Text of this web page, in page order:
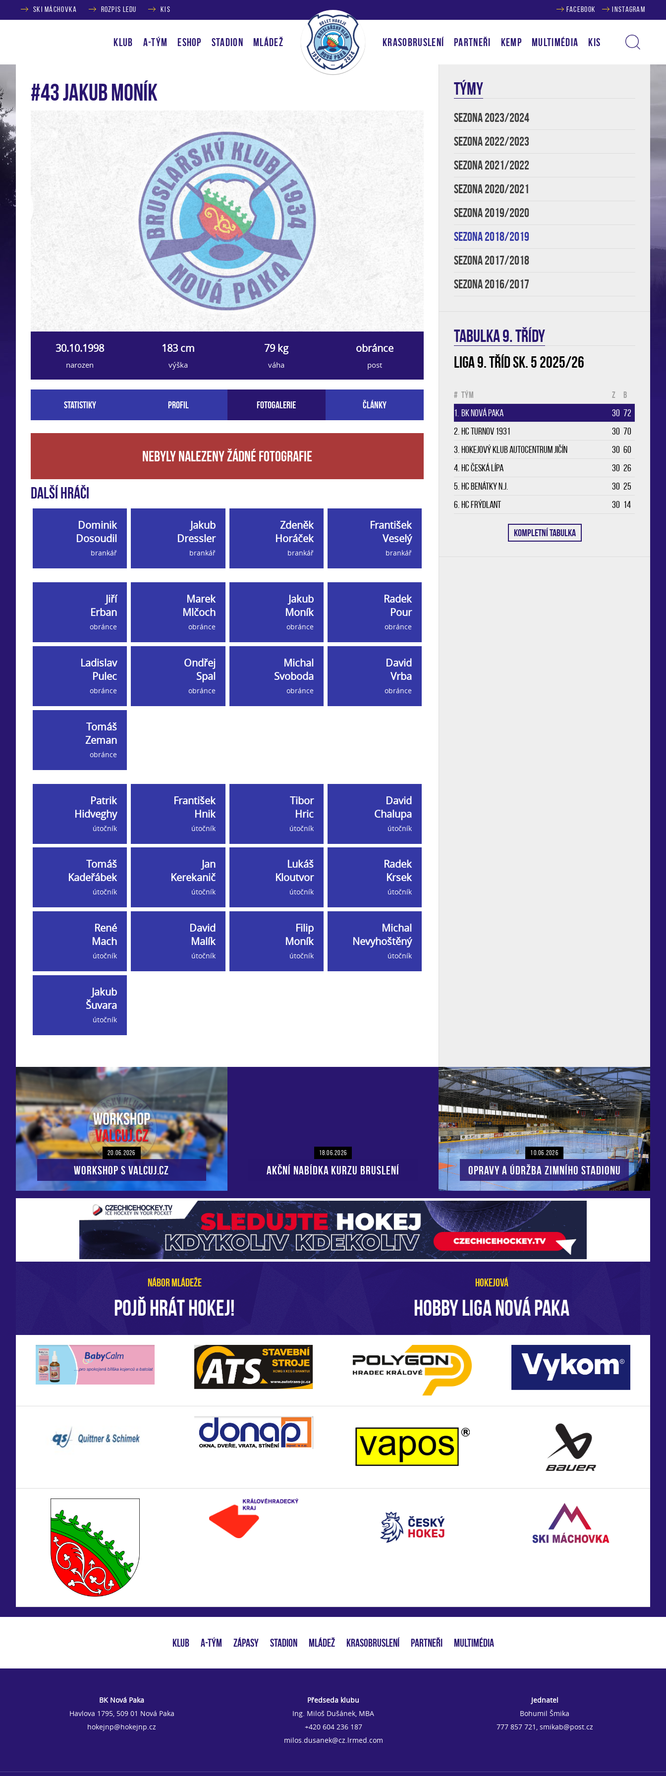
SKI MÁCHOVKA ROZPIS LEDU KIS FACEBOOK INSTAGRAM
KLUB A-TÝM ESHOP STADION MLÁDEŽ KRASOBRUSLENÍ PARTNEŘI KEMP MULTIMÉDIA KIS
#43 Jakub Moník
30.10.1998
narozen
183 cm
výška
79 kg
váha
obránce
post
Statistiky Profil Fotogalerie Články
Nebyly nalezeny žádné fotografie
Další hráči
Dominik
Dosoudil
brankář
Jakub
Dressler
brankář
Zdeněk
Horáček
brankář
František
Veselý
brankář
Jiří
Erban
obránce
Marek
Mlčoch
obránce
Jakub
Moník
obránce
Radek
Pour
obránce
Ladislav
Pulec
obránce
Ondřej
Spal
obránce
Michal
Svoboda
obránce
David
Vrba
obránce
Tomáš
Zeman
obránce
Patrik
Hidveghy
útočník
František
Hnik
útočník
Tibor
Hric
útočník
David
Chalupa
útočník
Tomáš
Kadeřábek
útočník
Jan
Kerekanič
útočník
Lukáš
Kloutvor
útočník
Radek
Krsek
útočník
René
Mach
útočník
David
Malík
útočník
Filip
Moník
útočník
Michal
Nevyhoštěný
útočník
Jakub
Šuvara
útočník
TÝMY
SEZONA 2023/2024
SEZONA 2022/2023
SEZONA 2021/2022
SEZONA 2020/2021
SEZONA 2019/2020
SEZONA 2018/2019
SEZONA 2017/2018
SEZONA 2016/2017
TABULKA 9. třídy
Liga 9. tříd sk. 5 2025/26
# Tým Z B
1. BK Nová Paka 30 72
2. HC Turnov 1931 30 70
3. Hokejový klub Autocentrum Jičín 30 60
4. HC Česká Lípa 30 26
5. HC Benátky n.J. 30 25
6. HC Frýdlant 30 14
KOMPLETNÍ TABULKA
20.06.2026
Workshop s VALCUJ.CZ
18.06.2026
AKČNÍ NABÍDKA KURZU BRUSLENÍ
10.06.2026
Opravy a údržba zimního stadionu
NÁBOR MLÁDEŽE
POJĎ HRÁT HOKEJ!
HOKEJOVÁ
HOBBY LIGA NOVÁ PAKA
KLUB A-TÝM ZÁPASY STADION MLÁDEŽ KRASOBRUSLENÍ PARTNEŘI MULTIMÉDIA
BK Nová Paka
Havlova 1795, 509 01 Nová Paka
hokejnp@hokejnp.cz
Předseda klubu
Ing. Miloš Dušánek, MBA
+420 604 236 187
milos.dusanek@cz.lrmed.com
Jednatel
Bohumil Šmika
777 857 721, smikab@post.cz